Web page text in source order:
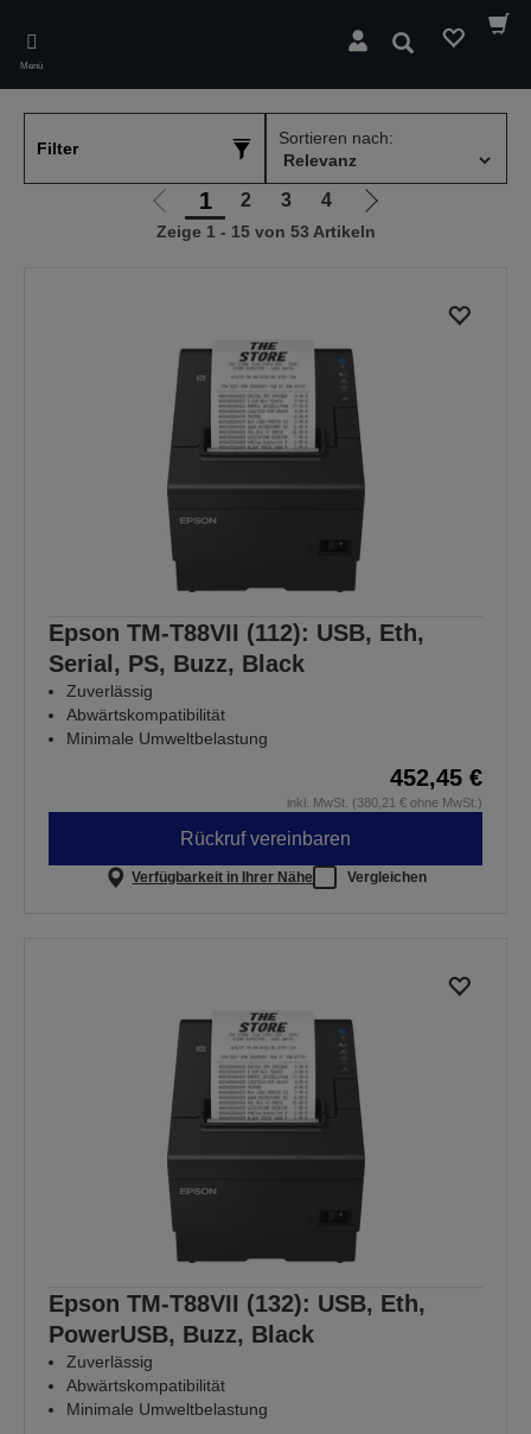
main
content
Menü
Suchen
Filter
Sortieren nach:
Zur
vorherigen
1 2 3 4
Zur
nächsten
Zeige 1 - 15 von 53 Artikeln
Epson TM-T88VII (112): USB, Eth,
Serial, PS, Buzz, Black
Zuverlässig
Abwärtskompatibilität
Minimale Umweltbelastung
452,45 €
inkl. MwSt. (380,21 € ohne MwSt.)
Rückruf vereinbaren
Verfügbarkeit in Ihrer Nähe Vergleichen
Epson TM-T88VII (132): USB, Eth,
PowerUSB, Buzz, Black
Zuverlässig
Abwärtskompatibilität
Minimale Umweltbelastung